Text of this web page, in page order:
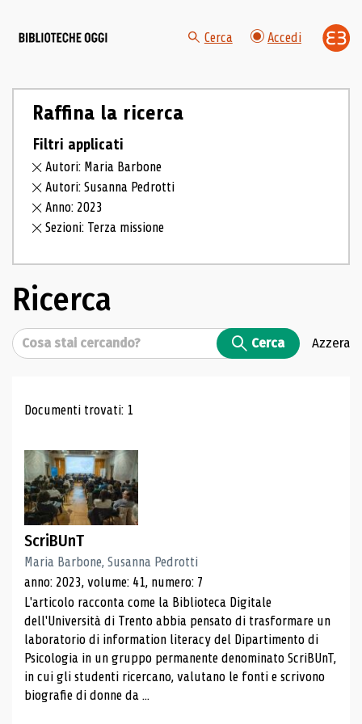
Cerca Accedi
Raffina la ricerca
Filtri applicati
Autori: Maria Barbone
Autori: Susanna Pedrotti
Anno: 2023
Sezioni: Terza missione
Ricerca
Cerca Cerca Azzera
Risultati di ricerca
Documenti trovati: 1
ScriBUnT
Maria Barbone, Susanna Pedrotti
anno: 2023, volume: 41, numero: 7
L'articolo racconta come la Biblioteca Digitale
dell'Università di Trento abbia pensato di trasformare un
laboratorio di information literacy del Dipartimento di
Psicologia in un gruppo permanente denominato ScriBUnT,
in cui gli studenti ricercano, valutano le fonti e scrivono
biografie di donne da ...